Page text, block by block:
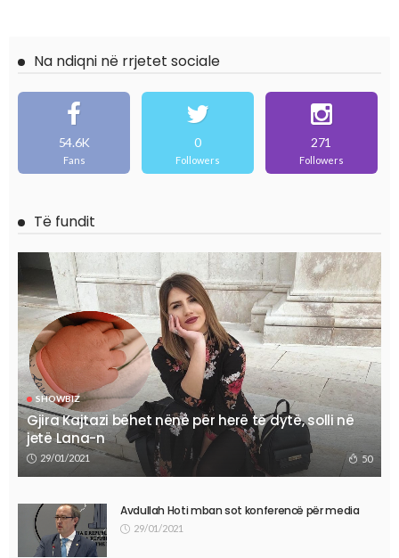
Na ndiqni në rrjetet sociale
54.6K
Fans
0
Followers
271
Followers
Të fundit
SHOWBIZ
Gjira Kajtazi bëhet nënë për herë të dytë, solli në
jetë Lana-n
29/01/2021 50
Avdullah Hoti mban sot konferencë për media
29/01/2021